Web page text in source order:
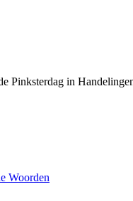
Pinksterdag in
Woorden